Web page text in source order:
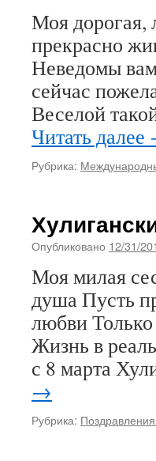
Моя дорогая,
прекрасно
Неведомы
сейчас
Веселой
Читать далее
Рубрика:
Опубликовано 12/31/
Моя милая
душа Пусть
любви Только
Жизнь в
с 8 марта
→
Рубрика: